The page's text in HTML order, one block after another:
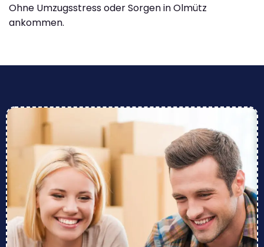
Ohne Umzugsstress oder Sorgen in Olmütz
ankommen.